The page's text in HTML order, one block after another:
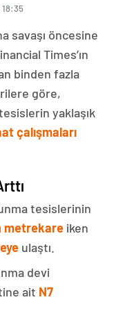
savaşı öncesine
Times’ın
binden fazla
göre,
yaklaşık
çalışmaları
tesislerinin
metrekare iken
ulaştı.
devi
ait N7